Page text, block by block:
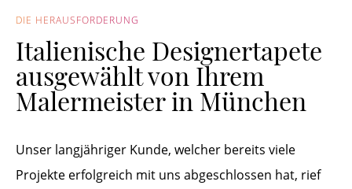
DIE HERAUSFORDERUNG
Italienische Designertapete
ausgewählt von Ihrem
Malermeister in München
Unser langjähriger Kunde, welcher bereits viele
Projekte erfolgreich mit uns abgeschlossen hat, rief